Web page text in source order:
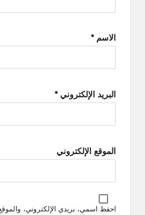
الاسم *
البريد الإلكتروني *
الموقع الإلكتروني
احفظ اسمي، بريدي الإلكتروني،